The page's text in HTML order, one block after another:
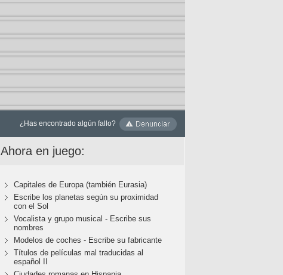
¿Has encontrado algún fallo?
Ahora en juego:
Capitales de Europa (también Eurasia)
Escribe los planetas según su proximidad
con el Sol
Vocalista y grupo musical - Escribe sus
nombres
Modelos de coches - Escribe su fabricante
Títulos de películas mal traducidas al
español II